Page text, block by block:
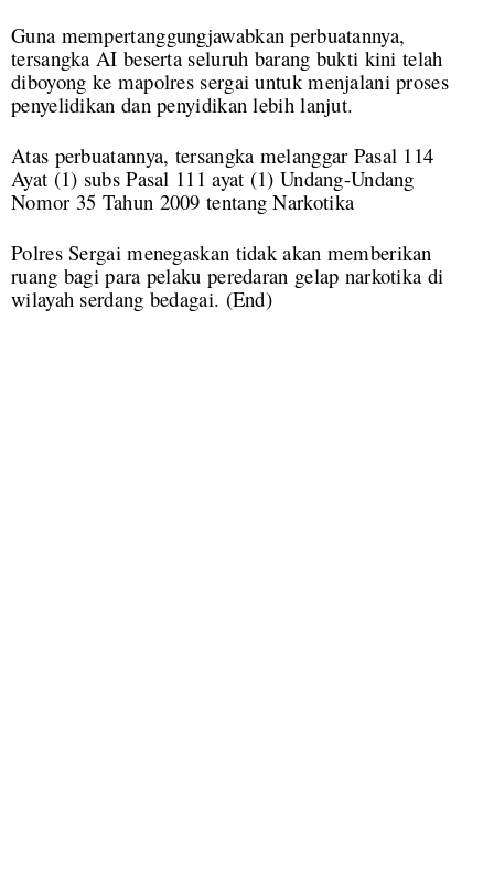
Guna mempertanggungjawabkan perbuatannya,
tersangka AI beserta seluruh barang bukti kini telah
diboyong ke mapolres sergai untuk menjalani proses
penyelidikan dan penyidikan lebih lanjut.
Atas perbuatannya, tersangka melanggar Pasal 114
Ayat (1) subs Pasal 111 ayat (1) Undang-Undang
Nomor 35 Tahun 2009 tentang Narkotika
Polres Sergai menegaskan tidak akan memberikan
ruang bagi para pelaku peredaran gelap narkotika di
wilayah serdang bedagai. (End)